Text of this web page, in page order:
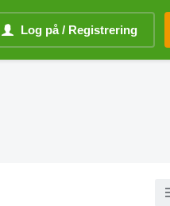
Log på / Registrering